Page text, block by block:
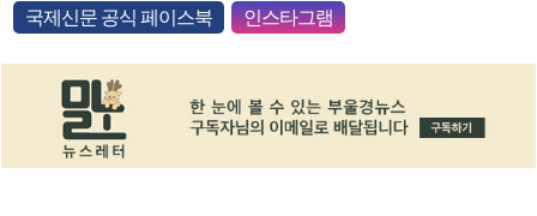
국제신문 공식 페이스북 인스타그램